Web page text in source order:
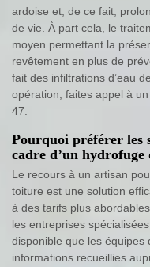
ardoise et, de ce fait,
de vie. À part cela, le
moyen permettant la
revêtement en plus de
fait des infiltrations d’eau
opération, faites appel à
47.
Pourquoi préférer les
cadre d’un hydrofuge
Le recours à un artisan
toiture est une solution
à des tarifs plus
les entreprises
disponible que les équipes
informations recueillies